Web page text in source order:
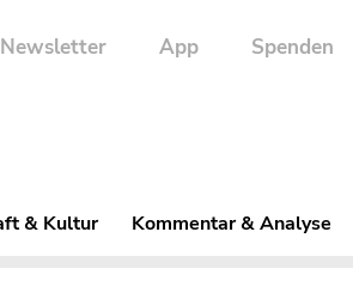
Newsletter App Spenden
& Kultur Kommentar & Analyse